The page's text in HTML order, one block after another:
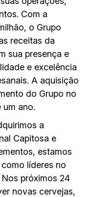
Com a
o Grupo
receitas da
sua presença e
e excelência
A aquisição
do Grupo no
ano.
a
Capitosa e
estamos
líderes no
próximos 24
novas cervejas,